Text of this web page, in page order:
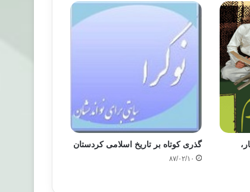
گذری کوتاه بر تاریخ اسلامی کردستان
۸۷/۰۲/۱۰